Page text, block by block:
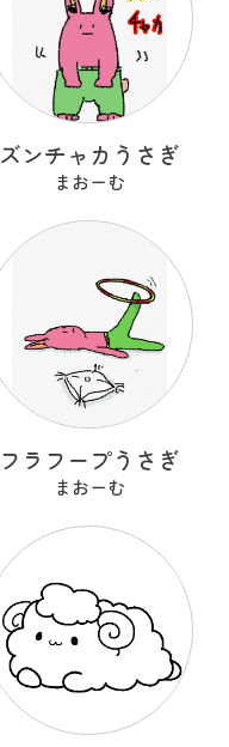
ズンチャカうさぎ
まおーむ
フラフープうさぎ
まおーむ